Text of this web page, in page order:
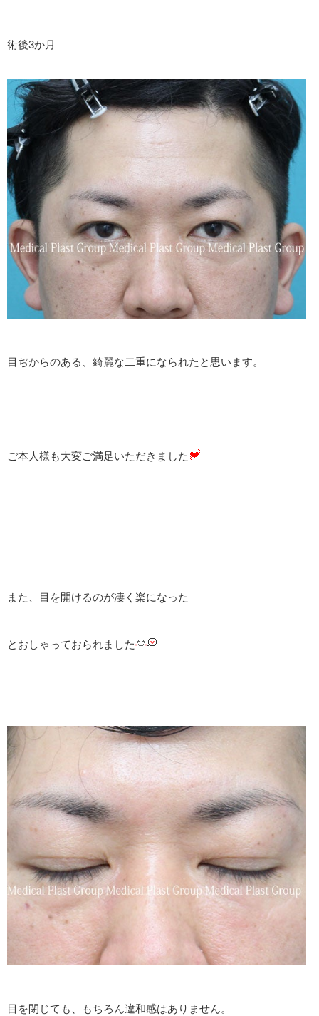
術後3か月
目ぢからのある、綺麗な二重になられたと思います。
ご本人様も大変ご満足いただきました
また、目を開けるのが凄く楽になった
とおしゃっておられました
目を閉じても、もちろん違和感はありません。